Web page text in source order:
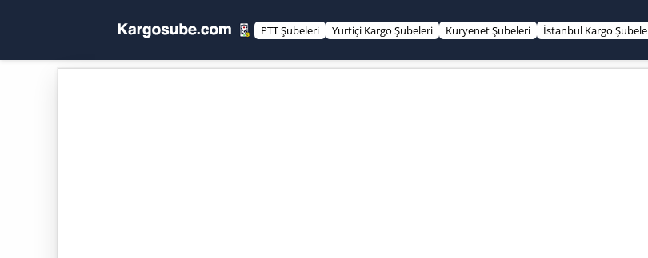
PTT Şubeleri Yurtiçi Kargo Şubeleri Kuryenet Şubeleri İstanbul Kargo